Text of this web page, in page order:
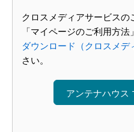
クロスメディアサービスの
「マイページのご利用方法
ダウンロード（クロスメデ
さい。
アンテナハウス